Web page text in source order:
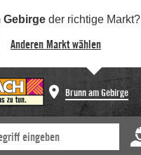
Gebirge der richtige Markt?
Anderen Markt wählen
Brunn am Gebirge